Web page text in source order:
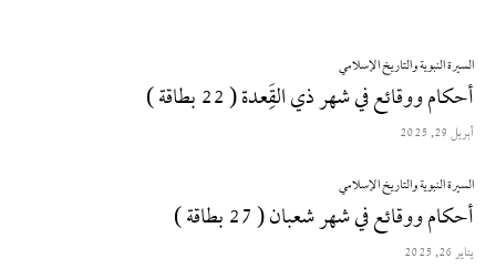
السيرة النبوية والتاريخ الإسلامي
أحكام ووقائع في شهر ذي القَِعدة ( 22 بطاقة )
أبريل 29, 2025
السيرة النبوية والتاريخ الإسلامي
أحكام ووقائع في شهر شعبان ( 27 بطاقة )
يناير 26, 2025